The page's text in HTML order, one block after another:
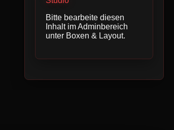
Bitte bearbeite diesen
Inhalt im Adminbereich
unter Boxen & Layout.